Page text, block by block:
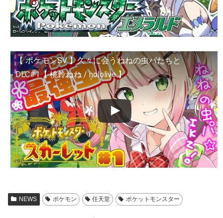
【 ポケモンSV 】久々に会うねねの虫パたちと
DLC#1【 桃鈴ねね / hololive 】
NEWS ポケモン 任天堂 ポケットモンスター